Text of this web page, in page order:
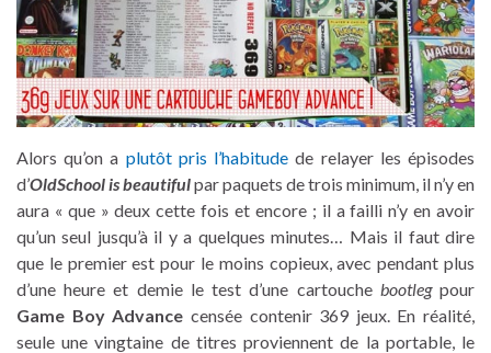
Alors qu’on a plutôt pris l’habitude de relayer les épisodes
d’OldSchool is beautifulpar paquets de trois minimum, il n’y en
aura « que » deux cette fois et encore ; il a failli n’y en avoir
qu’un seul jusqu’à il y a quelques minutes… Mais il faut dire
que le premier est pour le moins copieux, avec pendant plus
d’une heure et demie le test d’une cartouche bootlegpour
Game Boy Advance censée contenir 369 jeux. En réalité,
seule une vingtaine de titres proviennent de la portable, le